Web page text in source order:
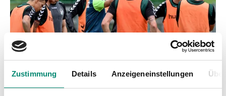
Zustimmung Details Anzeigeneinstellungen